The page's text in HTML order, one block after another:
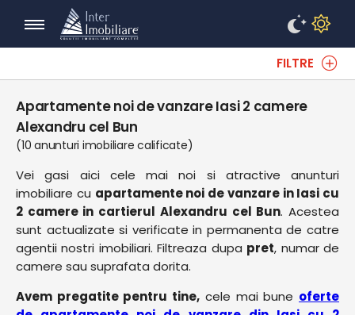
FILTRE
Apartamente noi de vanzare Iasi 2 camere
Alexandru cel Bun
(10 anunturi imobiliare calificate)
Vei gasi aici cele mai noi si atractive anunturi
imobiliare cu apartamente noi de vanzare in Iasi cu
2 camere in cartierul Alexandru cel Bun. Acestea
sunt actualizate si verificate in permanenta de catre
agentii nostri imobiliari. Filtreaza dupa pret, numar de
camere sau suprafata dorita.
Avem pregatite pentru tine, cele mai bune oferte